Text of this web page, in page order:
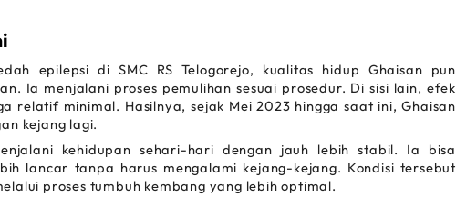
epilepsi di SMC RS Telogorejo, kualitas hidup Ghaisan pun
Ia menjalani proses pemulihan sesuai prosedur. Di sisi lain, efek
relatif minimal. Hasilnya, sejak Mei 2023 hingga saat ini, Ghaisan
kejang lagi.
kehidupan sehari-hari dengan jauh lebih stabil. Ia bisa
lancar tanpa harus mengalami kejang-kejang. Kondisi tersebut
proses tumbuh kembang yang lebih optimal.